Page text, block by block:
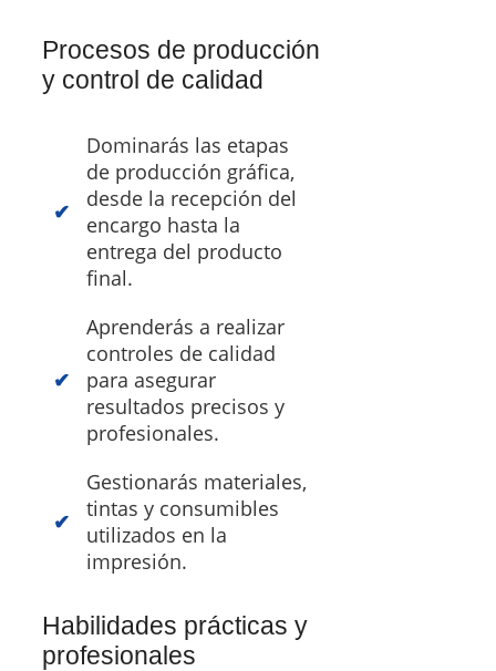
Procesos de producción
y control de calidad
Dominarás las etapas
de producción gráfica,
desde la recepción del
encargo hasta la
entrega del producto
final.
Aprenderás a realizar
controles de calidad
para asegurar
resultados precisos y
profesionales.
Gestionarás materiales,
tintas y consumibles
utilizados en la
impresión.
Habilidades prácticas y
profesionales